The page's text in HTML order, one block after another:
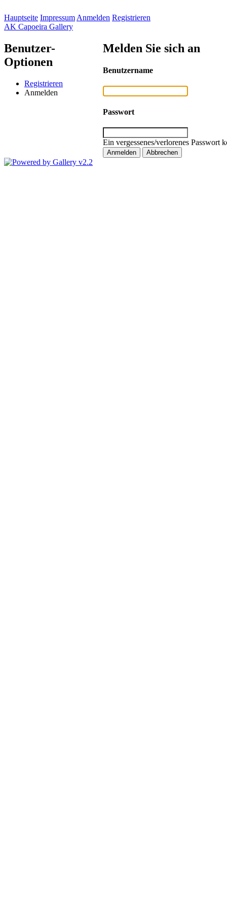
Hauptseite Impressum Anmelden Registrieren
AK Capoeira Gallery
Benutzer-
Optionen
Registrieren
Anmelden
Melden Sie sich an
Benutzername
Passwort
Ein vergessenes/verlorenes Passwort